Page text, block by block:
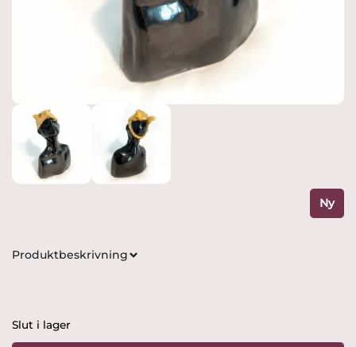
Ny
Produktbeskrivning
Slut i lager